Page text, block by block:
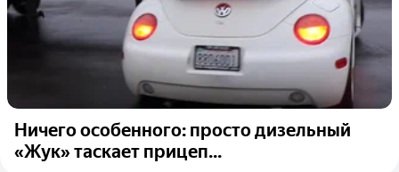
Ничего особенного: просто дизельный
«Жук» таскает прицеп...